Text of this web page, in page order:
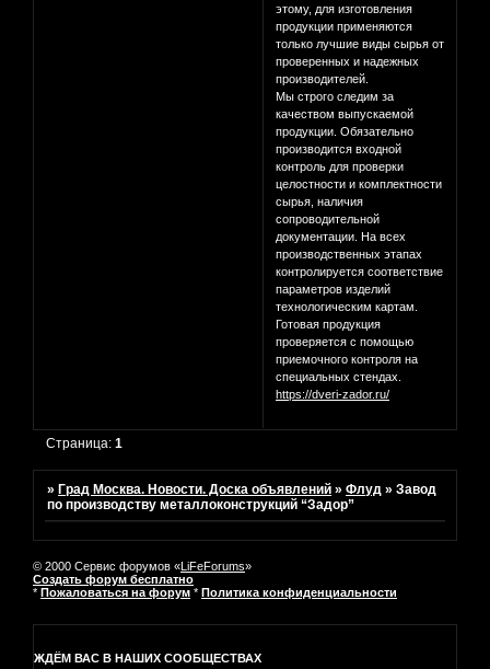
этому, для изготовления
продукции применяются
только лучшие виды сырья от
проверенных и надежных
производителей.
Мы строго следим за
качеством выпускаемой
продукции. Обязательно
производится входной
контроль для проверки
целостности и комплектности
сырья, наличия
сопроводительной
документации. На всех
производственных этапах
контролируется соответствие
параметров изделий
технологическим картам.
Готовая продукция
проверяется с помощью
приемочного контроля на
специальных стендах.
https://dveri-zador.ru/
Страница:1
»Град Москва. Новости. Доска объявлений »Флуд »Завод
по производству металлоконструкций “Задор”
© 2000 Сервис форумов «LiFeForums»
Создать форум бесплатно
* Пожаловаться на форум * Политика конфиденциальности
ЖДЁМ ВАС В НАШИХ СООБЩЕСТВАХ